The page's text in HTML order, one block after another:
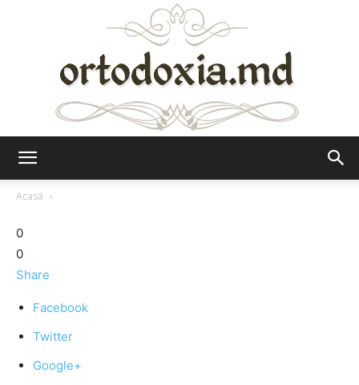
Acasă
0
0
Share
Facebook
Twitter
Google+